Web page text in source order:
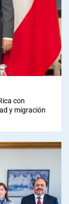
con
y migración